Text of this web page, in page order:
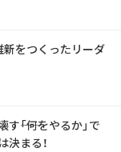
新をつくったリーダ
――「何をやるか」で
決まる！